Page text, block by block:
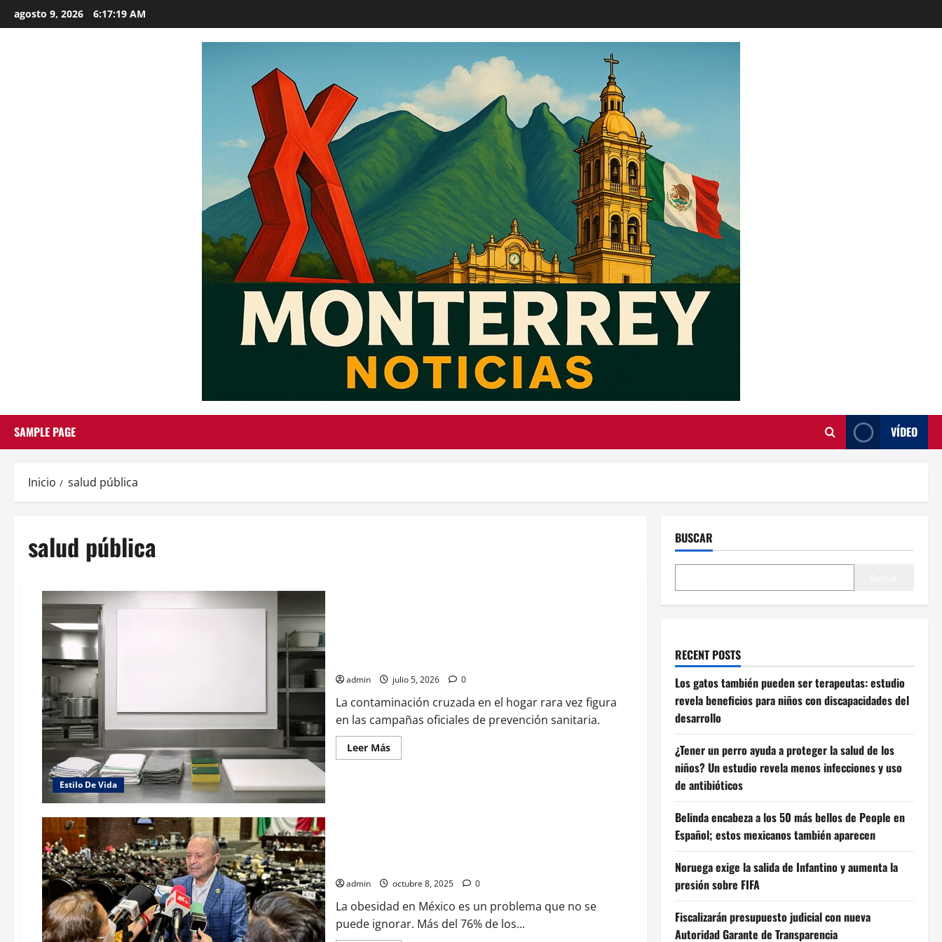
al
agosto 9, 2026 6:17:20 AM
SAMPLE PAGE VÍDEO
Inicio salud pública
salud pública
Estilo De Vida
admin julio 5, 2026 0
La contaminación cruzada en el hogar rara vez figura
en las campañas oficiales de prevención sanitaria.
Leer MásLeer
más
salud
admin octubre 8, 2025 0
La obesidad en México es un problema que no se
puede ignorar. Más del 76% de los...
BUSCAR
RECENT POSTS
Los gatos también pueden ser terapeutas: estudio
revela beneficios para niños con discapacidades del
desarrollo
¿Tener un perro ayuda a proteger la salud de los
niños? Un estudio revela menos infecciones y uso
de antibióticos
Belinda encabeza a los 50 más bellos de People en
Español; estos mexicanos también aparecen
Noruega exige la salida de Infantino y aumenta la
presión sobre FIFA
Fiscalizarán presupuesto judicial con nueva
Autoridad Garante de Transparencia